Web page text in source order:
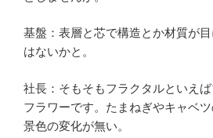
基盤：表層と芯で構造とか材質が
はないかと。
社長：そもそもフラクタルといえ
フラワーです。たまねぎやキャベ
景色の変化が無い。